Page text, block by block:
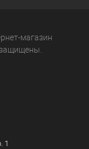
магазин
1